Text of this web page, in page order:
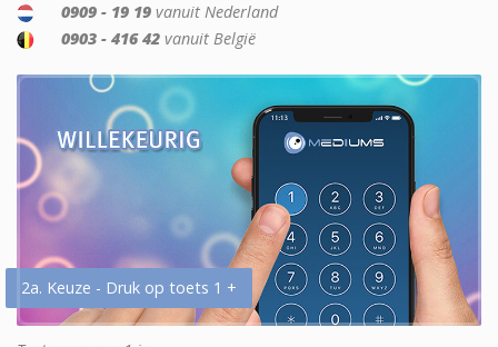
0909 - 19 19 vanuit Nederland
0903 - 416 42 vanuit België
2a. Keuze - Druk op toets 1 +